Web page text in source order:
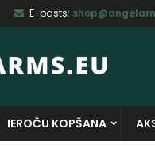
E-pasts:
IEROČU KOPŠANA